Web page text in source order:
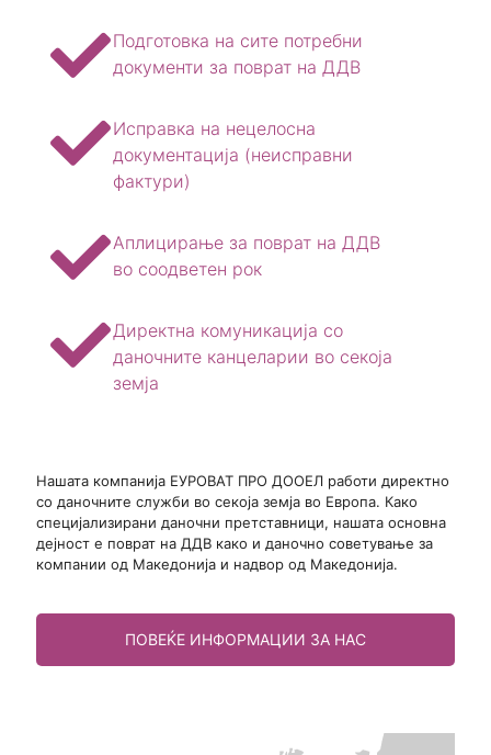
Подготовка на сите потребни
документи за поврат на ДДВ
Исправка на нецелосна
документација (неисправни
фактури)
Аплицирање за поврат на ДДВ
во соодветен рок
Директна комуникација со
даночните канцеларии во секоја
земја
Нашата компанија ЕУРОВАТ ПРО ДООЕЛ работи директно
со даночните служби во секоја земја во Европа. Како
специјализирани даночни претставници, нашата основна
дејност е поврат на ДДВ како и даночно советување за
компании од Македонија и надвор од Македонија.
ПОВЕЌЕ ИНФОРМАЦИИ ЗА НАС